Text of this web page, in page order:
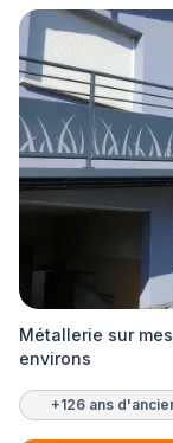
Métallerie sur
environs
+126 ans